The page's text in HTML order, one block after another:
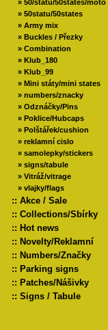
» 50/států/50states/moto
» 50statu/50states
» Army mix
» Buckles / Přezky
» Combination
» Klub_180
» Klub_99
» Mini státy/mini states
» numbers/znacky
» Odznáčky/Pins
» Poklice/Hubcaps
» Polštářek/cushion
» reklamní cislo
» samolepky/stickers
» signs/tabule
» Vitráž/vitrage
» vlajky/flags
:: Akce / Sale
:: Collections/Sbírky
:: Hot news
:: Novelty/Reklamní
:: Numbers/Značky
:: Parking signs
:: Patches/Nášivky
:: Signs / Tabule